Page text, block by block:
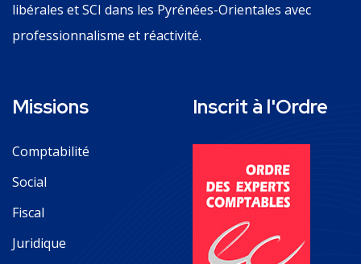
libérales et SCI dans les Pyrénées-Orientales avec
professionnalisme et réactivité.
Missions
Comptabilité
Social
Fiscal
Juridique
Inscrit à l'Ordre